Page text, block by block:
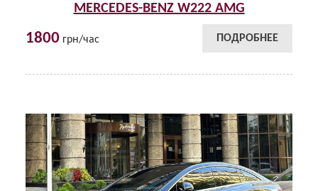
MERCEDES-BENZ W222 AMG
1800 грн/час ПОДРОБНЕЕ